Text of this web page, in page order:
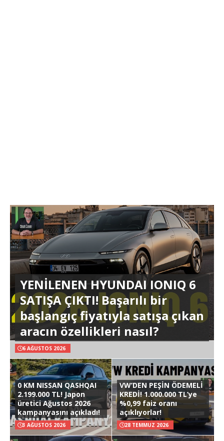
YENİLENEN HYUNDAI IONIQ 6
SATIŞA ÇIKTI! Başarılı bir
başlangıç fiyatıyla satışa çıkan
aracın özellikleri nasıl?
6 AĞUSTOS 2026
0 KM NISSAN QASHQAI
2.199.000 TL! Japon
üretici Ağustos 2026
kampanyasını açıkladı!
3 AĞUSTOS 2026
VW’DEN PEŞİN ÖDEMELİ
KREDİ! 1.000.000 TL’ye
%0,99 faiz oranı
açıklıyorlar!
28 TEMMUZ 2026